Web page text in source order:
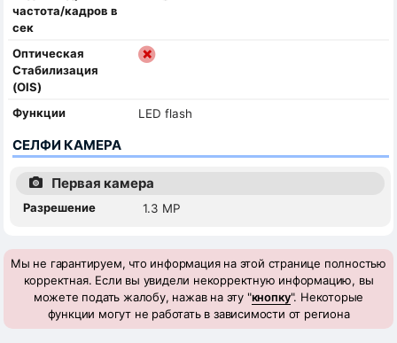
частота/кадров в
сек
Оптическая
Стабилизация
(OIS)
Функции
LED flash
СЕЛФИ КАМЕРА
Первая камера
Разрешение 1.3 MP
Мы не гарантируем, что информация на этой странице полностью
корректная. Если вы увидели некорректную информацию, вы
можете подать жалобу, нажав на эту "кнопку". Некоторые
функции могут не работать в зависимости от региона